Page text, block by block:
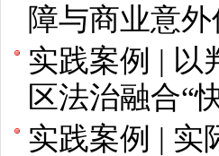
障与商业意
实践案例 | 以
区法治融合“
实践案例 | 实